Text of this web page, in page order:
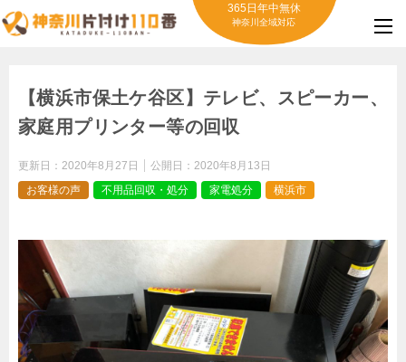
365日年中無休
神奈川全域対応
【横浜市保土ケ谷区】テレビ、スピーカー、
家庭用プリンター等の回収
更新日： 2020年8月27日 公開日： 2020年8月13日
お客様の声
不用品回収・処分 家電処分 横浜市